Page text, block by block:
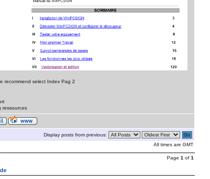
recommend select Index Pag 2
ressources
Display posts from previous:
All times are GMT
Page 1 of 1